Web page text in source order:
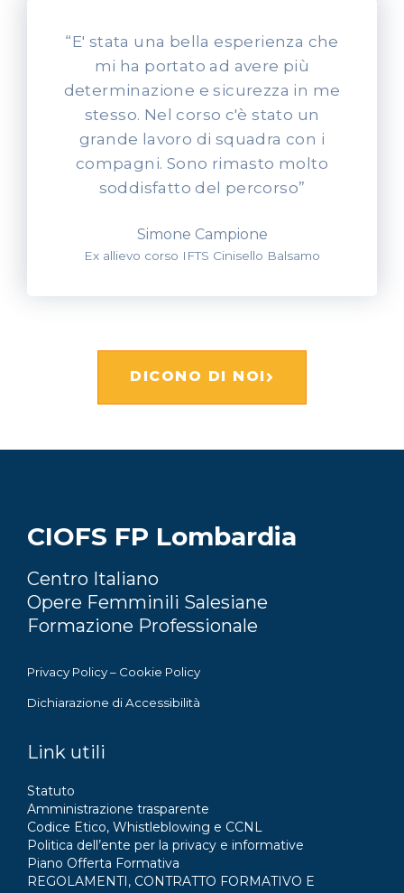
“E' stata una bella esperienza che
mi ha portato ad avere più
determinazione e sicurezza in me
stesso. Nel corso c'è stato un
grande lavoro di squadra con i
compagni. Sono rimasto molto
soddisfatto del percorso”
Simone Campione
Ex allievo corso IFTS Cinisello Balsamo
DICONO DI NOI
CIOFS FP Lombardia
Centro Italiano
Opere Femminili Salesiane
Formazione Professionale
Privacy Policy– Cookie Policy
Dichiarazione di Accessibilità
Link utili
Statuto
Amministrazione trasparente
Codice Etico, Whistleblowing e CCNL
Politica dell’ente per la privacy e informative
Piano Offerta Formativa
REGOLAMENTI, CONTRATTO FORMATIVO E